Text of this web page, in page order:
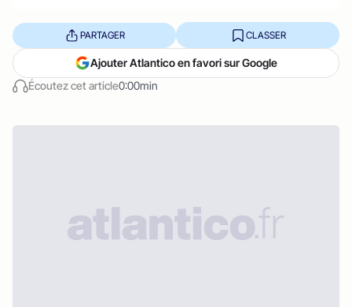
Écoutez cet article0:00min
PARTAGER CLASSER
Ajouter Atlantico en favori sur Google